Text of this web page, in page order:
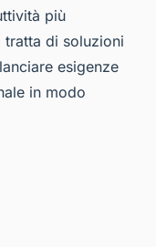
più
tratta di soluzioni
esigenze
in modo